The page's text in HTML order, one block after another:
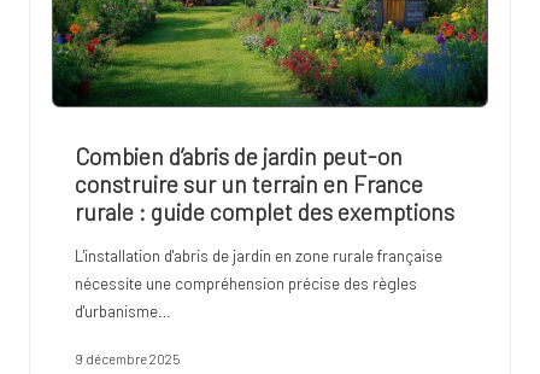
Combien d’abris de jardin peut-on
construire sur un terrain en France
rurale : guide complet des exemptions
L'installation d'abris de jardin en zone rurale française
nécessite une compréhension précise des règles
d'urbanisme…
9 décembre 2025